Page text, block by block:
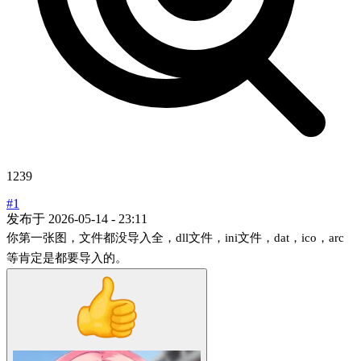
1239
#1
发布于 2026-05-14 - 23:11
你第一张图，文件都没导入全，dll文件，ini文件，dat，ico，arc
等肯定是都要导入的。